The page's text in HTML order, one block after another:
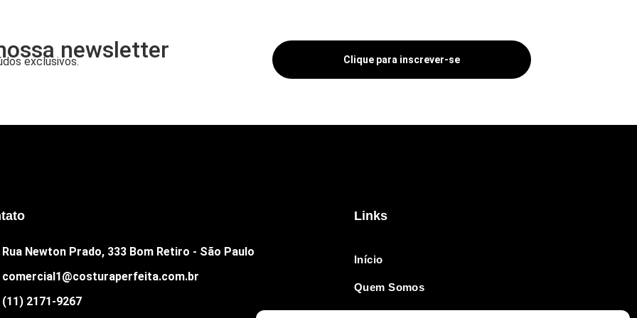
newsletter
exclusivos. Clique para inscrever-se
Rua Newton Prado, 333 Bom Retiro - São Paulo
comercial1@costuraperfeita.com.br
(11) 2171-9267
Links
Início
Quem Somos